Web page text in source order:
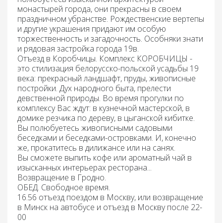
монастырей города, они прекрасны в своем
праздничном убранстве. Рождественские вертепы
и другие украшения придают им особую
торжественность и загадочность. Особняки знати
и рядовая застройка города 19в.
Отъезд в Коробчицы. Комплекс КОРОБЧИЦЫ -
это стилизация белорусско-польской усадьбы 19
века: прекрасный ландшафт, пруды, живописные
постройки. Дух народного быта, прелести
девственной природы. Во время прогулки по
комплексу Вас ждут: в кузнечной мастерской, в
домике резчика по дереву, в цыганской кибитке.
Вы полюбуетесь живописными садовыми
беседками и беседками-островками. И, конечно
же, прокатитесь в дилижансе или на санях.
Вы сможете выпить кофе или ароматный чай в
изысканных интерьерах ресторана...
Возвращение в Гродно.
ОБЕД. Свободное время.
16.56 отъезд поездом в Москву, или возвращение
в Минск на автобусе и отъезд в Москву после 22-
00